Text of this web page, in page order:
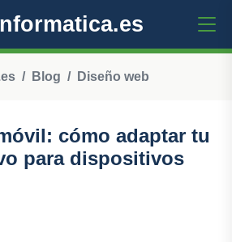
Blog Diseño web
cómo adaptar tu
para dispositivos